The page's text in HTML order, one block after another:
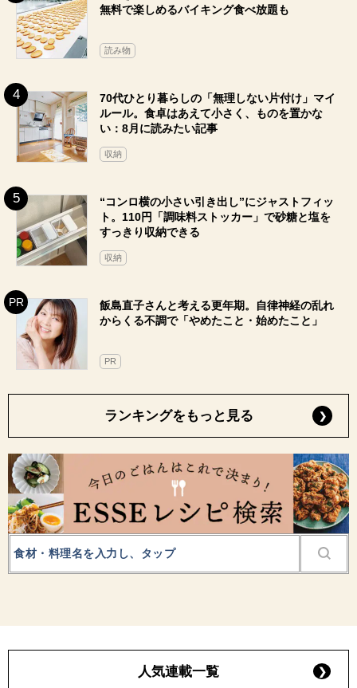
無料で楽しめるバイキング食べ放題も
読み物
70代ひとり暮らしの「無理しない片付け」マイ
ルール。食卓はあえて小さく、ものを置かな
い：8月に読みたい記事
収納
“コンロ横の小さい引き出し”にジャストフィッ
ト。110円「調味料ストッカー」で砂糖と塩を
すっきり収納できる
収納
飯島直子さんと考える更年期。自律神経の乱れ
からくる不調で「やめたこと・始めたこと」
PR
ランキングをもっと見る
人気連載一覧